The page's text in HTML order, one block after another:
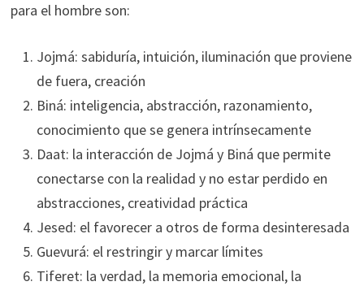
para el hombre son:
Jojmá: sabiduría, intuición, iluminación que proviene
de fuera, creación
Biná: inteligencia, abstracción, razonamiento,
conocimiento que se genera intrínsecamente
Daat: la interacción de Jojmá y Biná que permite
conectarse con la realidad y no estar perdido en
abstracciones, creatividad práctica
Jesed: el favorecer a otros de forma desinteresada
Guevurá: el restringir y marcar límites
Tiferet: la verdad, la memoria emocional, la